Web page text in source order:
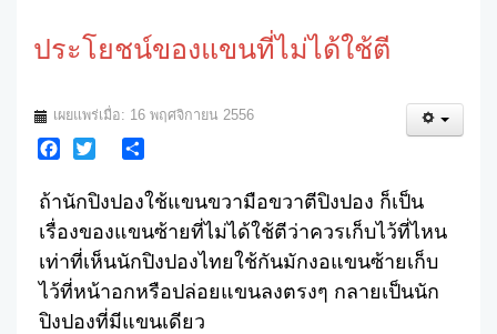
ประโยชน์ของแขนที่ไม่ได้ใช้ตี
เผยแพร่เมื่อ: 16 พฤศจิกายน 2556
ถ้านักปิงปองใช้แขนขวามือขวาตีปิงปอง ก็เป็น
เรื่องของแขนซ้ายที่ไม่ได้ใช้ตีว่าควรเก็บไว้ที่ไหน
เท่าที่เห็นนักปิงปองไทยใช้กันมักงอแขนซ้ายเก็บ
ไว้ที่หน้าอกหรือปล่อยแขนลงตรงๆ กลายเป็นนัก
ปิงปองที่มีแขนเดียว